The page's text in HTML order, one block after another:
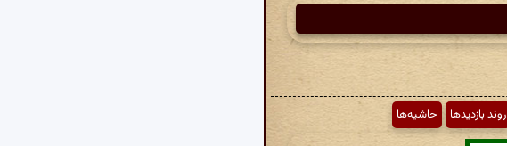
روند بازدیدها حاشیه‌ها